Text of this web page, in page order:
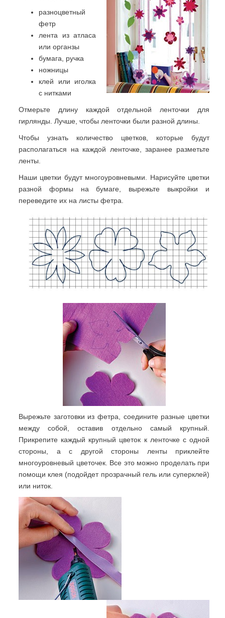
разноцветный
фетр
лента из атласа
или органзы
бумага, ручка
ножницы
клей или иголка
с нитками
Отмерьте длину каждой отдельной ленточки для
гирлянды. Лучше, чтобы ленточки были разной длины.
Чтобы узнать количество цветков, которые будут
располагаться на каждой ленточке, заранее разметьте
ленты.
Наши цветки будут многоуровневыми. Нарисуйте цветки
разной формы на бумаге, вырежьте выкройки и
переведите их на листы фетра.
Вырежьте заготовки из фетра, соедините разные цветки
между собой, оставив отдельно самый крупный.
Прикрепите каждый крупный цветок к ленточке с одной
стороны, а с другой стороны ленты приклейте
многоуровневый цветочек. Все это можно проделать при
помощи клея (подойдет прозрачный гель или суперклей)
или ниток.